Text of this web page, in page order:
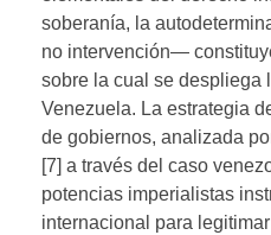
soberanía, la
no intervención—
sobre la cual se despliega
Venezuela. La estrategia
de gobiernos, analizada
[7] a través del caso
potencias imperialistas
internacional para